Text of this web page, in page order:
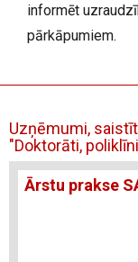
informēt
pārkāpumiem.
Uzņēmumi,
"Doktorāti,
Ārstu prakse